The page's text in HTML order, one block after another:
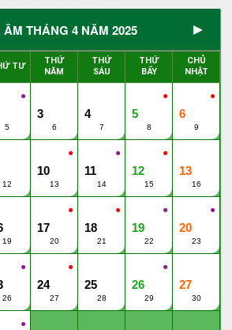
ÂM THÁNG 4 NĂM 2025 ►
TƯ
THỨ
NĂM
THỨ
SÁU
THỨ
BẨY
CHỦ
NHẬT
●
5
3
6
4
7
●
5
8
●
6
9
12
●
10
13
●
11
14
●
12
15
13
16
19
●
17
20
●
18
21
●
19
22
●
20
23
●
26
●
24
27
25
28
●
26
29
27
30
●